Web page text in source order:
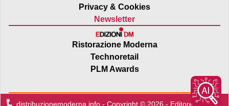
Privacy & Cookies
Newsletter
Ristorazione Moderna
Technoretail
PLM Awards
distribuzionemoderna.info - Copyright © 2026 - Editore:Edra